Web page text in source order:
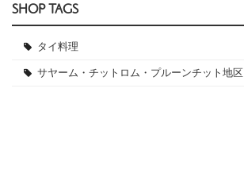
SHOP TAGS
タイ料理
サヤーム・チットロム・プルーンチット地区